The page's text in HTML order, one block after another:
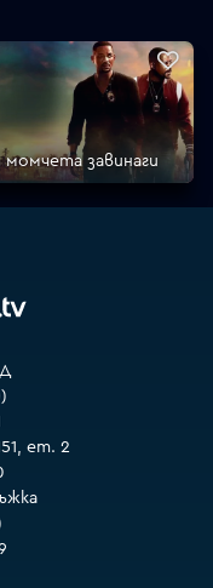
завинаги
ет. 2